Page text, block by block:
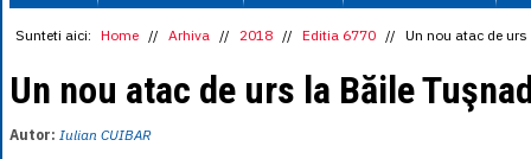
1 CHF= 5.2813
1 CNY= 0.6015
1 DKK = 0.6668
1 EGP = 0.0860
= 1.2223
Sunteti aici: Home // Arhiva // 2018 // Editia 6770 // Un nou atac de
Un nou atac de urs la Băile
Autor: Iulian CUIBAR